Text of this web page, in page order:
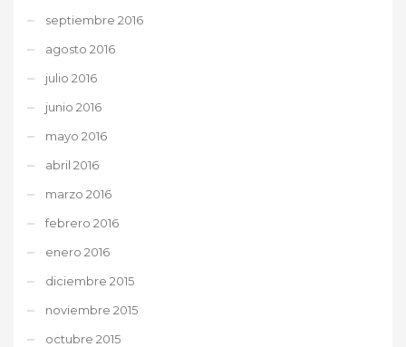
septiembre 2016
agosto 2016
julio 2016
junio 2016
mayo 2016
abril 2016
marzo 2016
febrero 2016
enero 2016
diciembre 2015
noviembre 2015
octubre 2015